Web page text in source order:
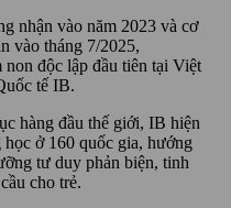
nhận vào năm 2023 và cơ
vào tháng 7/2025,
độc lập đầu tiên tại Việt
tế IB.
hàng đầu thế giới, IB hiện
ở 160 quốc gia, hướng
tư duy phản biện, tinh
cho trẻ.